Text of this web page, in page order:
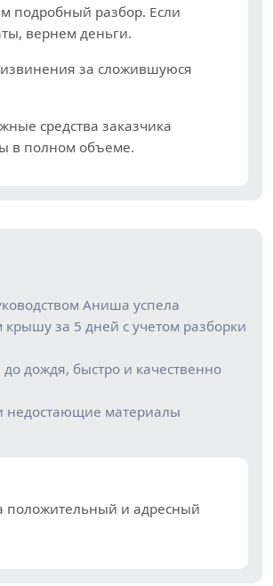
подробный разбор. Если
вернем деньги.
за сложившуюся
средства заказчика
в полном объеме.
Аниша успела
за 5 дней с учетом разборки
до дождя, быстро и качественно
недостающие материалы
положительный и адресный